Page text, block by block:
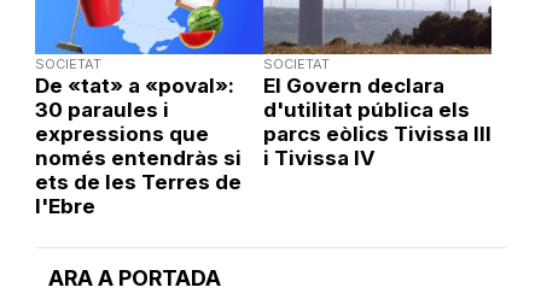
ARA A PORTADA
SOCIETAT
De «tat» a «poval»:
30 paraules i
expressions que
només entendràs si
ets de les Terres de
l'Ebre
SOCIETAT
El Govern declara
d'utilitat pública els
parcs eòlics Tivissa III
i Tivissa IV